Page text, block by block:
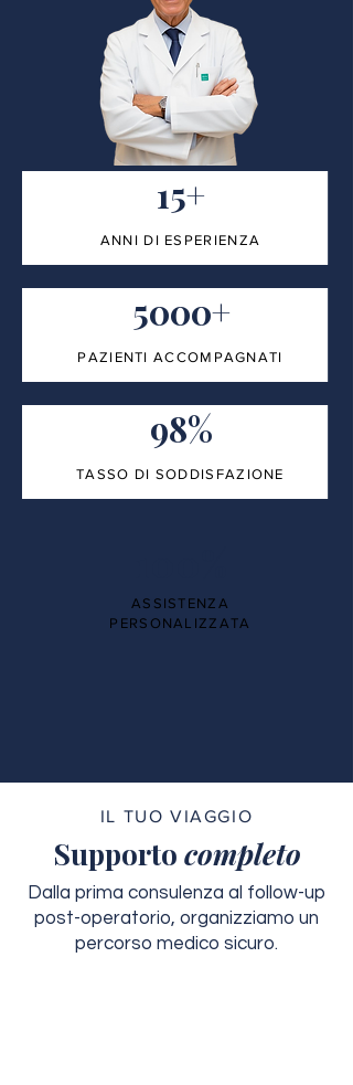
15+
ANNI DI ESPERIENZA
5000+
PAZIENTI ACCOMPAGNATI
98%
TASSO DI SODDISFAZIONE
ASSISTENZA
PERSONALIZZATA
IL TUO VIAGGIO
Supporto completo
Dalla prima consulenza al follow-up
post-operatorio, organizziamo un
percorso medico sicuro.